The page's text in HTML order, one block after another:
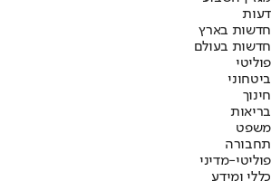
דעות
חדשות בארץ
חדשות בעולם
פוליטי
ביטחוני
חינוך
בריאות
משפט
תחבורה
פוליטי-מדיני
כללי ומידע